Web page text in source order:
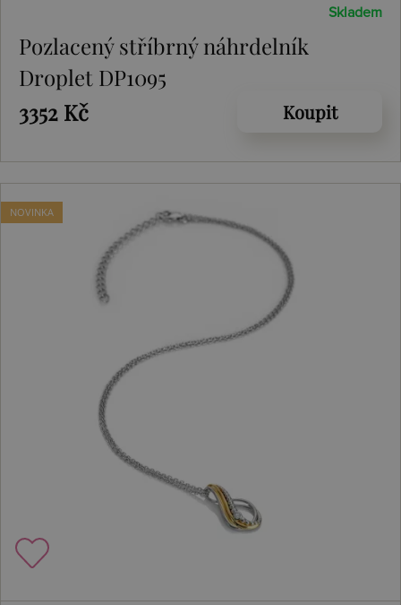
Skladem
Pozlacený stříbrný náhrdelník
Droplet DP1095
3352 Kč
Koupit
NOVINKA